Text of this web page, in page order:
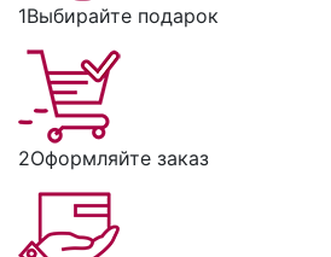
1Выбирайте подарок
2Оформляйте заказ